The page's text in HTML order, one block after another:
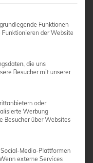
für die eine
Funktionen
der Website
die uns
Besucher mit unserer
oder
Werbung
Besucher über Websites
Media-Plattformen
externe Services